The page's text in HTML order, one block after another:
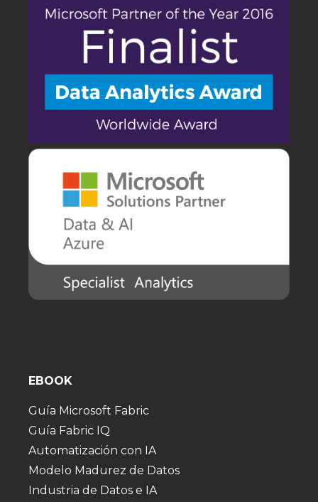
EBOOK
Guía Microsoft Fabric
Guía Fabric IQ
Automatización con IA
Modelo Madurez de Datos
Industria de Datos e IA